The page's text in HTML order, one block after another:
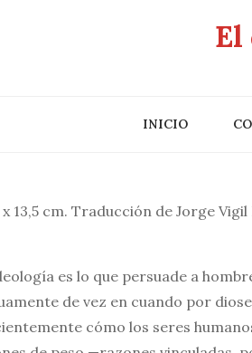
El
INICIO
13,5 cm. Traducción de Jorge
es lo que persuade a
de vez en cuando por
cómo los seres